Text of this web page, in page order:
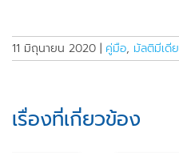
11 มิถุนายน 2020 | คู่มือ, มัลติมีเดีย
เรื่องที่เกี่ยวข้อง